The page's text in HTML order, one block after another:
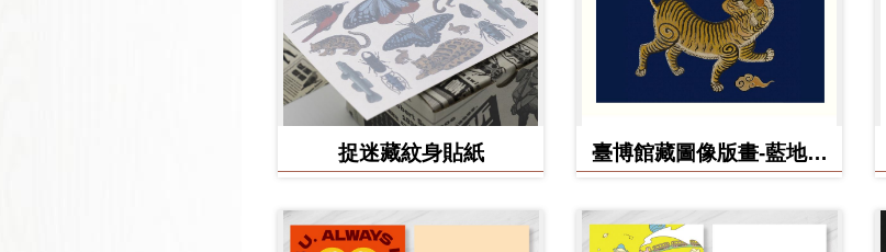
捉迷藏紋身貼紙
臺博館藏圖像版畫-藍地黃